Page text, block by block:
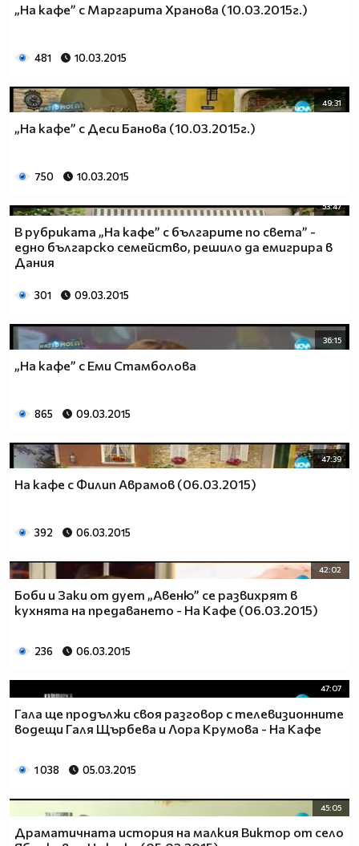
„На кафе” с Маргарита Хранова (10.03.2015г.)
481 10.03.2015
49:31
„На кафе” с Деси Банова (10.03.2015г.)
750 10.03.2015
53:47
В рубриката „На кафе” с българите по света” -
едно българско семейство, решило да емигрира в
Дания
301 09.03.2015
36:15
„На кафе” с Еми Стамболова
865 09.03.2015
47:39
На кафе с Филип Аврамов (06.03.2015)
392 06.03.2015
42:02
Боби и Заки от дует „Авеню” се развихрят в
кухнята на предаването - На Кафе (06.03.2015)
236 06.03.2015
47:07
Гала ще продължи своя разговор с телевизионните
водещи Галя Щърбева и Лора Крумова - На Кафе
1 038 05.03.2015
45:05
Драматичната история на малкия Виктор от село